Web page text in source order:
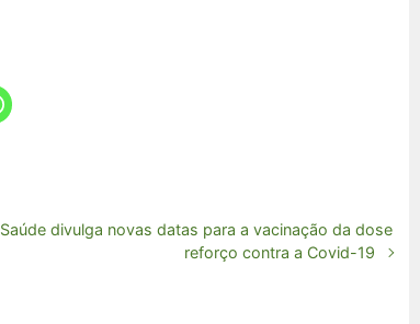
Saúde divulga novas datas para a vacinação da dose
reforço contra a Covid-19